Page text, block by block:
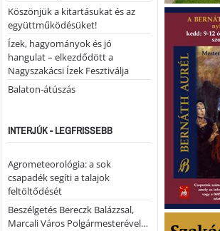
Köszönjük a kitartásukat és az
együttműködésüket!
Ízek, hagyományok és jó
hangulat – elkezdődött a
Nagyszakácsi Ízek Fesztiválja
Balaton-átúszás
INTERJÚK - LEGFRISSEBB
Agrometeorológia: a sok
csapadék segíti a talajok
feltöltődését
Beszélgetés Bereczk Balázzsal,
Marcali Város Polgármesterével…